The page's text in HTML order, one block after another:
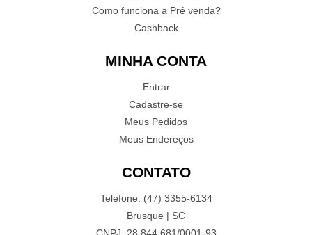
Como funciona a Pré venda?
Cashback
MINHA CONTA
Entrar
Cadastre-se
Meus Pedidos
Meus Endereços
CONTATO
Telefone: (47) 3355-6134
Brusque | SC